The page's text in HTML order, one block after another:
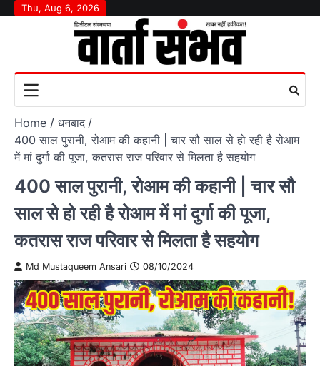
SkipThu, Aug 6, 2026
Home
धनबाद
400 साल पुरानी, रोआम की कहानी | चार सौ साल से हो रही है रोआम
में मां दुर्गा की पूजा, कतरास राज परिवार से मिलता है सहयोग
400 साल पुरानी, रोआम की कहानी | चार सौ
साल से हो रही है रोआम में मां दुर्गा की पूजा,
कतरास राज परिवार से मिलता है सहयोग
Md Mustaqueem Ansari 08/10/2024